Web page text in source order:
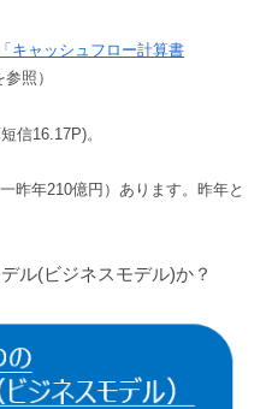
「キャッシュフロー計算書
参照）
信16.17P)。
昨年210億円）あります。昨年と
ル(ビジネスモデル)か？